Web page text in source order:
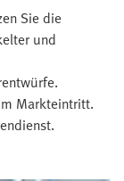
Sie die
und
Markteintritt.